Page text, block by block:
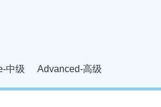
中级 Advanced-高级